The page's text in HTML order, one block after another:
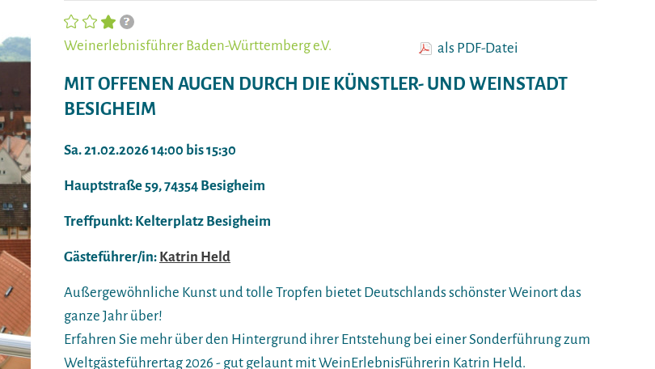
als PDF-Datei
Weinerlebnisführer Baden-Württemberg e.V.
MIT OFFENEN AUGEN DURCH DIE KÜNSTLER- UND WEINSTADT
BESIGHEIM
Sa. 21.02.2026 14:00 bis 15:30
Hauptstraße 59, 74354 Besigheim
Treffpunkt: Kelterplatz Besigheim
Gästeführer/in: Katrin Held
Außergewöhnliche Kunst und tolle Tropfen bietet Deutschlands schönster Weinort das
ganze Jahr über!
Erfahren Sie mehr über den Hintergrund ihrer Entstehung bei einer Sonderführung zum
Weltgästeführertag 2026 - gut gelaunt mit WeinErlebnisFührerin Katrin Held.